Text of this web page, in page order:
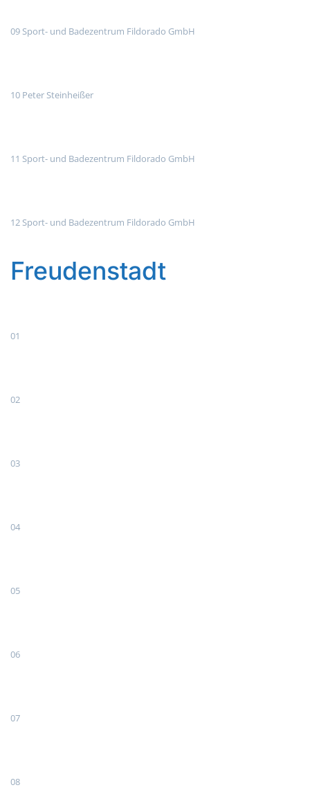
09 Sport- und Badezentrum Fildorado GmbH
10 Peter Steinheißer
11 Sport- und Badezentrum Fildorado GmbH
12 Sport- und Badezentrum Fildorado GmbH
Freudenstadt
01
02
03
04
05
06
07
08